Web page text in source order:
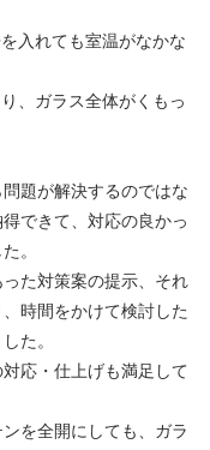
入れても室温がなかな
、ガラス全体がくもっ
題が解決するのではな
できて、対応の良かっ
。
た対策案の提示、それ
時間をかけて検討した
た。
応・仕上げも満足して
を全開にしても、ガラ